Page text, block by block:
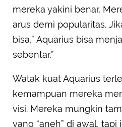
mereka yakini benar.
arus demi popularitas.
bisa,” Aquarius bisa
sebentar.”
Watak kuat Aquarius
kemampuan mereka
visi. Mereka mungkin
yang “aneh” di awal,